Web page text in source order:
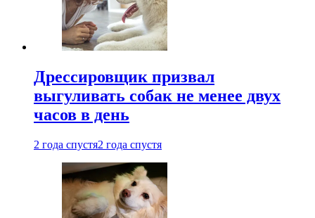
Дрессировщик призвал
выгуливать собак не менее двух
часов в день
2 года спустя2 года спустя